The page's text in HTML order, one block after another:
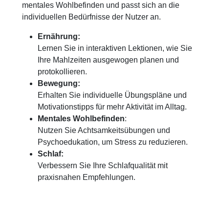
mentales Wohlbefinden und passt sich an die
individuellen Bedürfnisse der Nutzer an.
Ernährung:
Lernen Sie in interaktiven Lektionen, wie Sie
Ihre Mahlzeiten ausgewogen planen und
protokollieren.
Bewegung:
Erhalten Sie individuelle Übungspläne und
Motivationstipps für mehr Aktivität im Alltag.
Mentales Wohlbefinden:
Nutzen Sie Achtsamkeitsübungen und
Psychoedukation, um Stress zu reduzieren.
Schlaf:
Verbessern Sie Ihre Schlafqualität mit
praxisnahen Empfehlungen.